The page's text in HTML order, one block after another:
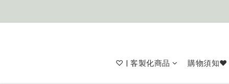
♡ | 客製化商品 購物須知❤